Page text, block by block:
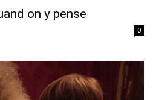
on y pense
0